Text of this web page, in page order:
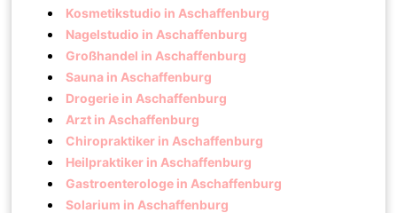
Kosmetikstudio in Aschaffenburg
Nagelstudio in Aschaffenburg
Großhandel in Aschaffenburg
Sauna in Aschaffenburg
Drogerie in Aschaffenburg
Arzt in Aschaffenburg
Chiropraktiker in Aschaffenburg
Heilpraktiker in Aschaffenburg
Gastroenterologe in Aschaffenburg
Solarium in Aschaffenburg